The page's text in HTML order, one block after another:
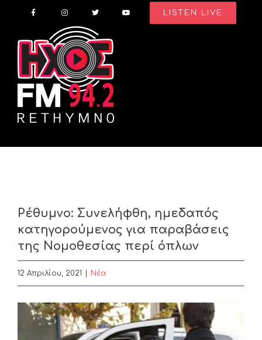
content
LISTEN LIVE
Ρέθυμνο: Συνελήφθη, ημεδαπός
κατηγορούμενος για παραβάσεις
της Νομοθεσίας περί όπλων
12 Απριλίου, 2021 Nέα
View